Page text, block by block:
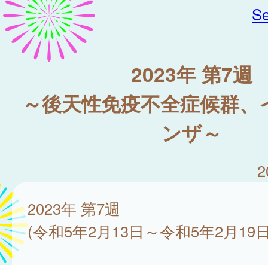
2023年 第7週
～後天性免疫不全症候群
ンザ～
2023年 第7週
(令和5年2月13日～令和5年2月19